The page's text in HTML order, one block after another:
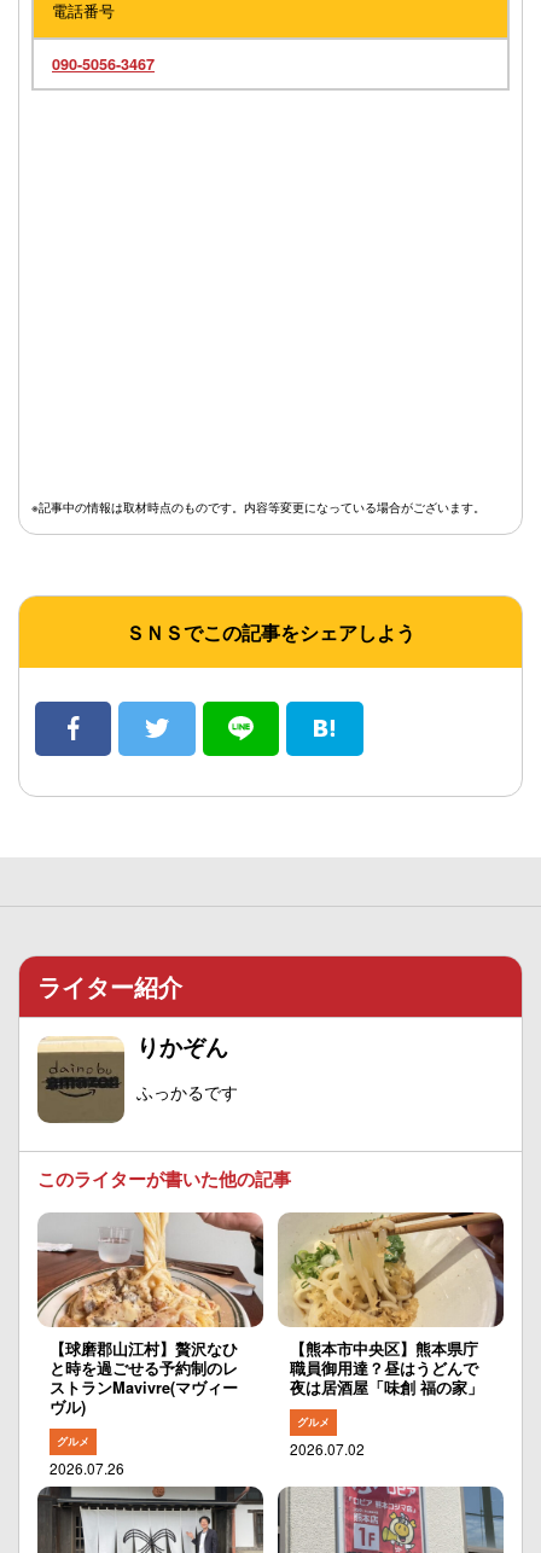
電話番号
090-5056-3467
※記事中の情報は取材時点のものです。内容等変更になっている場合がございます。
ＳＮＳでこの記事をシェアしよう
ライター紹介
りかぞん
ふっかるです
このライターが書いた他の記事
【球磨郡山江村】贅沢なひ
と時を過ごせる予約制のレ
ストランMavivre(マヴィー
ヴル)
グルメ
2026.07.26
【熊本市中央区】熊本県庁
職員御用達？昼はうどんで
夜は居酒屋「味創 福の家」
グルメ
2026.07.02